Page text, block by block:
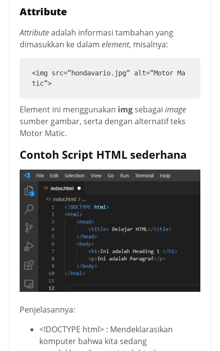
Attribute
Attributeadalah informasi tambahan yang
dimasukkan ke dalam element, misalnya:
<img src=”hondavario.jpg” alt=”Motor Ma
tic”>
Element ini menggunakan img sebagai image
sumber gambar, serta dengan alternatif teks
Motor Matic.
Contoh Script HTML sederhana
Penjelasannya:
<!DOCTYPE html> : Mendeklarasikan
komputer bahwa kita sedang